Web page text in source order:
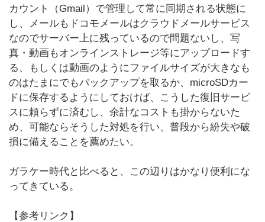
カウント（Gmail）で管理して常に同期される状態に
し、メールもドコモメールはクラウドメールサービス
なのでサーバー上に残っているので問題ないし、写
真・動画もオンラインストレージ等にアップロードす
る、もしくは動画のようにファイルサイズが大きなも
のはたまにでもバックアップを取るか、microSDカー
ドに保存するようにしておけば、こうした復旧サービ
スに頼らずに済むし、余計なコストも掛からないた
め、可能ならそうした対処を行い、普段から紛失や破
損に備えることを薦めたい。
ガラケー時代と比べると、この辺りはかなり便利にな
ってきている。
【参考リンク】